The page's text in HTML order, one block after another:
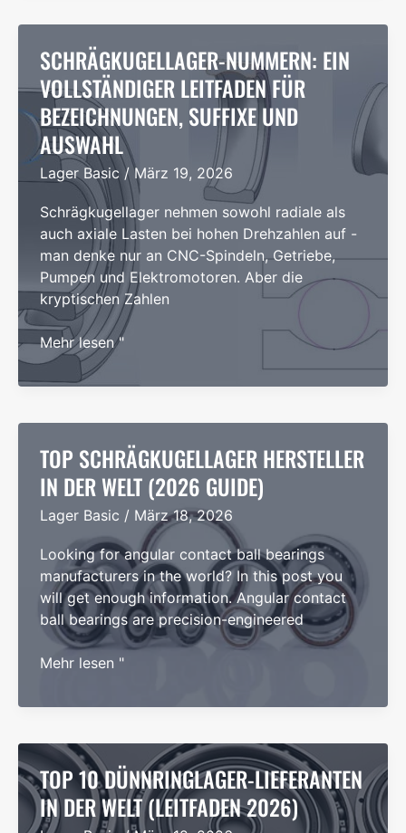
Helden
des
modernen
Maschinenbaus
SCHRÄGKUGELLAGER-NUMMERN: EIN
VOLLSTÄNDIGER LEITFADEN FÜR
BEZEICHNUNGEN, SUFFIXE UND
AUSWAHL
Lager Basic /März 19, 2026
Schrägkugellager nehmen sowohl radiale als
auch axiale Lasten bei hohen Drehzahlen auf -
man denke nur an CNC-Spindeln, Getriebe,
Pumpen und Elektromotoren. Aber die
kryptischen Zahlen
Schrägkugellager-
Nummern:
Ein
Leitfaden
für
Bezeichnungen,
Suffixe
und
Auswahl
Mehr lesen "
TOP SCHRÄGKUGELLAGER HERSTELLER
IN DER WELT (2026 GUIDE)
Lager Basic / März 18, 2026
Looking for angular contact ball bearings
manufacturers in the world? In this post you
will get enough information. Angular contact
ball bearings are precision-engineered
Top
Hersteller
der
Welt
(2026
Guide)
Mehr lesen "
TOP 10 DÜNNRINGLAGER-LIEFERANTEN
IN DER WELT (LEITFADEN 2026)